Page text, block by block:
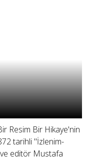
Resim Bir Hikaye'nin
tarihli "İzlenim-
editör Mustafa